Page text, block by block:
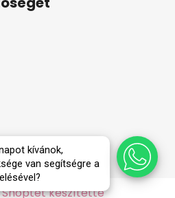
Shoptet készítette
kívánok,
van segítségre a